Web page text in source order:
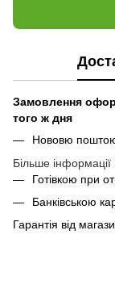
Замовлення
того ж дня
Нововю поштою
Більше інформації
Готівкою при
Банківською
Гарантія від